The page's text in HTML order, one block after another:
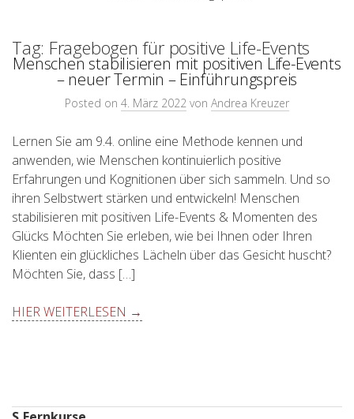
Tag: Fragebogen für positive Life-Events
Menschen stabilisieren mit positiven Life-Events
– neuer Termin – Einführungspreis
Posted on 4. März 2022 von Andrea Kreuzer
Lernen Sie am 9.4. online eine Methode kennen und
anwenden, wie Menschen kontinuierlich positive
Erfahrungen und Kognitionen über sich sammeln. Und so
ihren Selbstwert stärken und entwickeln! Menschen
stabilisieren mit positiven Life-Events & Momenten des
Glücks Möchten Sie erleben, wie bei Ihnen oder Ihren
Klienten ein glückliches Lächeln über das Gesicht huscht?
Möchten Sie, dass […]
HIER WEITERLESEN →